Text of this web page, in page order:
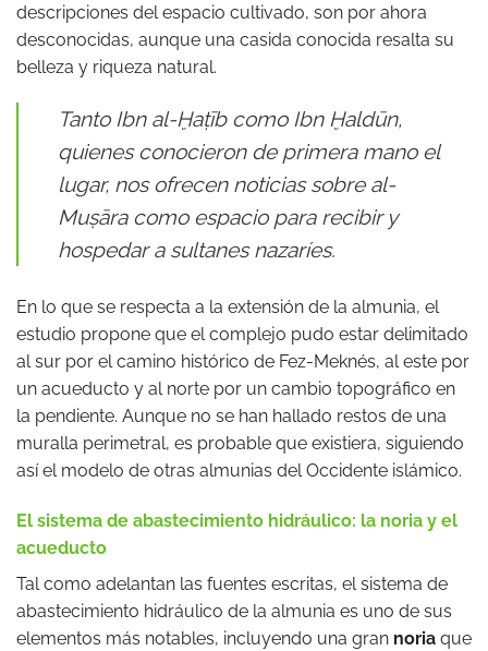
descripciones del espacio cultivado, son por ahora
desconocidas, aunque una casida conocida resalta su
belleza y riqueza natural.
Tanto Ibn al-Ḫaṭīb como Ibn Ḫaldūn,
quienes conocieron de primera mano el
lugar, nos ofrecen noticias sobre al-
Muṣāra como espacio para recibir y
hospedar a sultanes nazaríes.
En lo que se respecta a la extensión de la almunia, el
estudio propone que el complejo pudo estar delimitado
al sur por el camino histórico de Fez-Meknés, al este por
un acueducto y al norte por un cambio topográfico en
la pendiente. Aunque no se han hallado restos de una
muralla perimetral, es probable que existiera, siguiendo
así el modelo de otras almunias del Occidente islámico.
El sistema de abastecimiento hidráulico: la noria y el
acueducto
Tal como adelantan las fuentes escritas, el sistema de
abastecimiento hidráulico de la almunia es uno de sus
elementos más notables, incluyendo una gran noria que